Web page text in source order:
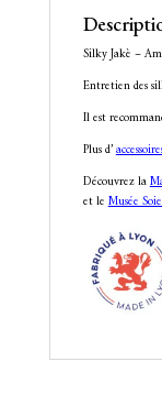
Silky Jakè –
Entretien des
Il est
Plus d’
Découvrez la
et leMusée